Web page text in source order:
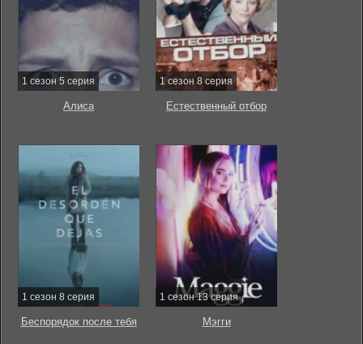
1 сезон 5 серия
Алиса
1 сезон 8 серия
Естественный отбор
1 сезон 8 серия
Беспорядок после тебя
1 сезон 13 серия
Мэгги